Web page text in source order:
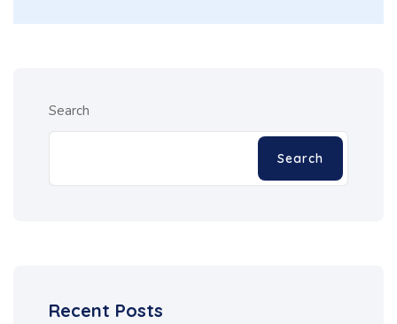
Search
Search
Recent Posts